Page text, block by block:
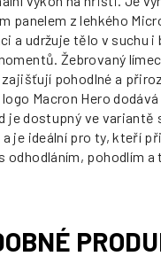
panelem z lehkého
a udržuje tělo v suchu i
Žebrovaný
pohodlné a
Macron Hero
je dostupný ve variantě
a je ideální pro ty, kteří
odhodláním, pohodlím a